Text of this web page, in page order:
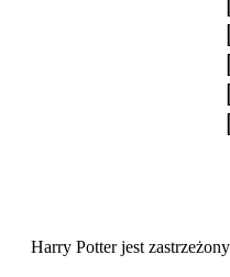
Harry Potter jest